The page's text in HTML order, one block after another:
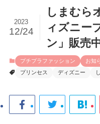
しまむら
ィズニー
ン」販売
2023
12/24
プチプラファッション
お知
プリンセス
ディズニー